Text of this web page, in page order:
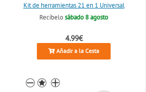
Kit de herramientas 21 en 1 Universal
Recíbelosábado 8 agosto
4.99€
Añadir a la Cesta